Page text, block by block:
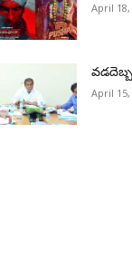
April 18,
April 15,